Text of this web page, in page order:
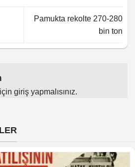
Pamukta rekolte 270-280
bin ton
giriş yapmalısınız.